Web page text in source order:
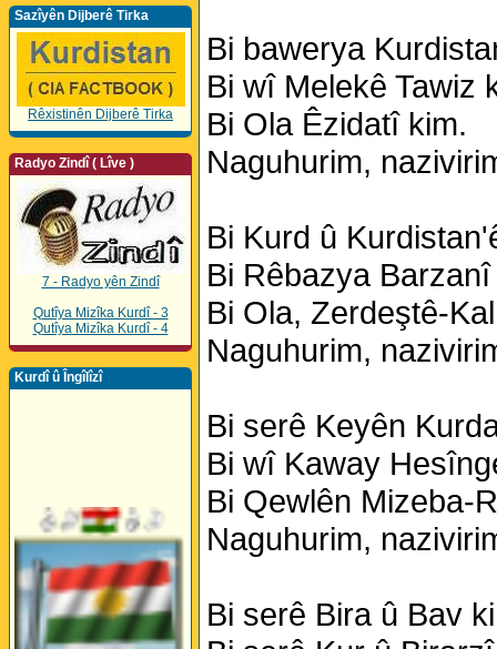
Sazîyên Dijberê Tirka
Rêxistinên Dijberê Tirka
Radyo Zindî ( Lîve )
7 - Radyo yên Zindî
Qutîya Mizîka Kurdî - 3
Qutîya Mizîka Kurdî - 4
Kurdî û Îngîlîzî
Bi bawerya
Bi wî Melekê Tawiz
Bi Ola Êzidatî kim.
Naguhurim,
Bi Kurd û
Bi Rêbazya
Bi Ola, Zerdeştê-
Naguhurim,
Bi serê Keyên
Bi wî Kaway
Bi Qewlên Mizeba-
Naguhurim,
Bi serê Bira û Bav